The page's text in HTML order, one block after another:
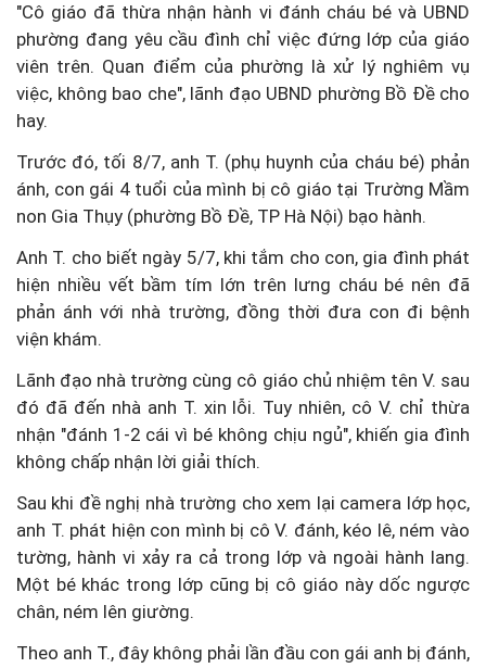
"Cô giáo đã thừa nhận hành vi đánh cháu bé và UBND
phường đang yêu cầu đình chỉ việc đứng lớp của giáo
viên trên. Quan điểm của phường là xử lý nghiêm vụ
việc, không bao che", lãnh đạo UBND phường Bồ Đề cho
hay.
Trước đó, tối 8/7, anh T. (phụ huynh của cháu bé) phản
ánh, con gái 4 tuổi của mình bị cô giáo tại Trường Mầm
non Gia Thụy (phường Bồ Đề, TP Hà Nội) bạo hành.
Anh T. cho biết ngày 5/7, khi tắm cho con, gia đình phát
hiện nhiều vết bầm tím lớn trên lưng cháu bé nên đã
phản ánh với nhà trường, đồng thời đưa con đi bệnh
viện khám.
Lãnh đạo nhà trường cùng cô giáo chủ nhiệm tên V. sau
đó đã đến nhà anh T. xin lỗi. Tuy nhiên, cô V. chỉ thừa
nhận "đánh 1-2 cái vì bé không chịu ngủ", khiến gia đình
không chấp nhận lời giải thích.
Sau khi đề nghị nhà trường cho xem lại camera lớp học,
anh T. phát hiện con mình bị cô V. đánh, kéo lê, ném vào
tường, hành vi xảy ra cả trong lớp và ngoài hành lang.
Một bé khác trong lớp cũng bị cô giáo này dốc ngược
chân, ném lên giường.
Theo anh T., đây không phải lần đầu con gái anh bị đánh,